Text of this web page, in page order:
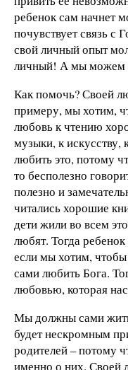
ребенок сам начнет
почувствует связь с
свой личный опыт
личный! А мы можем
Как помочь? Своей
примеру, мы хотим,
любовь к чтению
музыки, к
любить это, потому
то бесполезно
полезно и
читались хорошие
дети жили во всем
любят. Тогда
если мы хотим,
сами любить Бога.
любовью, которая
Мы должны сами
будет нескромным
родителей – потому
именно о них. Своей